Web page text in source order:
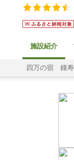
施設紹介
四万の宿 鍾